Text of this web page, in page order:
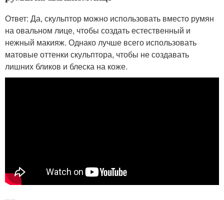
Ответ: Да, скульптор можно использовать вместо румян
на овальном лице, чтобы создать естественный и
нежный макияж. Однако лучше всего использовать
матовые оттенки скульптора, чтобы не создавать
лишних бликов и блеска на коже.